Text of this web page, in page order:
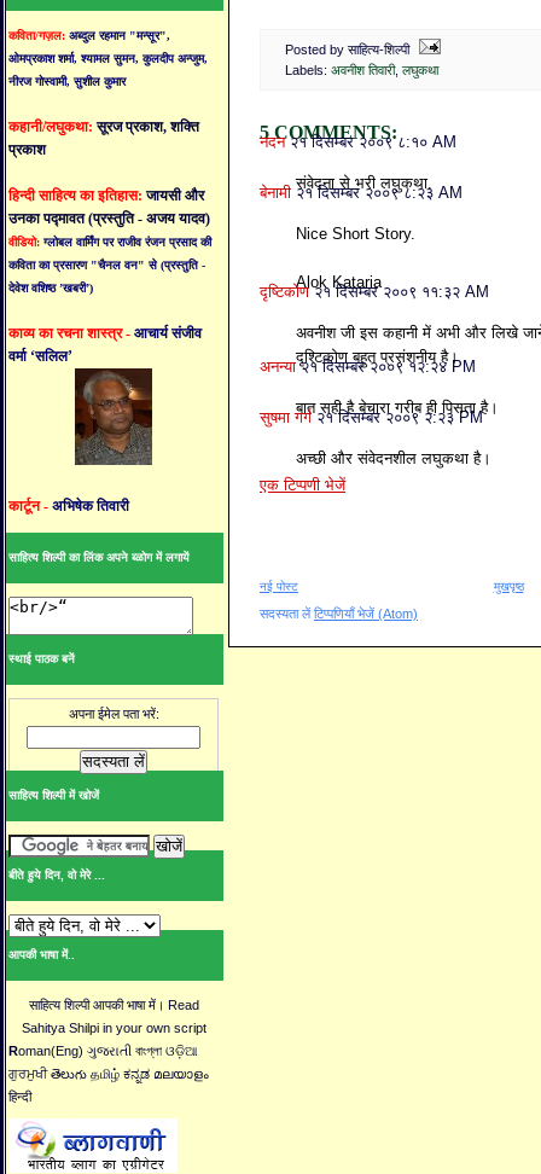
कविता/गज़ल: अब्दुल रहमान "मन्सूर",
ओमप्रकाश शर्मा, श्यामल सुमन, कुलदीप अन्जुम,
नीरज गोस्वामी, सुशील कुमार
कहानी/लघुकथा:सूरज प्रकाश, शक्ति
प्रकाश
हिन्दी साहित्य का इतिहास:जायसी और
उनका पद्मावत (प्रस्तुति - अजय यादव)
वीडियो: ग्लोबल वार्मिंग पर राजीव रंजन प्रसाद की
कविता का प्रसारण "चैनल वन" से (प्रस्तुति -
देवेश वशिष्ठ ’खबरी’)
काव्य का रचना शास्त्र - आचार्य संजीव
वर्मा ‘सलिल’
कार्टून - अभिषेक तिवारी
साहित्य शिल्पी का लिंक अपने ब्ळोग में लगायें
स्थाई पाठक बनें
अपना ईमेल पता भरें:
साहित्य शिल्पी में खोजें
बीते हुये दिन, वो मेरे ...
आपकी भाषा में..
साहित्य शिल्पी आपकी भाषा में। Read
Sahitya Shilpi in your own script
Roman(Eng) ગુજરાતી বাংগ্লা ଓଡ଼ିଆ
ਗੁਰਮੁਖੀ తెలుగు தமிழ் ಕನ್ನಡ മലയാളം
हिन्दी
Posted by साहित्य-शिल्पी
Labels: अवनीश तिवारी, लघुकथा
5 COMMENTS:
नंदन २१ दिसम्बर २००९ ८:१० AM
संवेदना से भरी लघुकथा.
बेनामी २१ दिसम्बर २००९ ८:२३ AM
Nice Short Story.
Alok Kataria
दृष्टिकोण २१ दिसम्बर २००९ ११:३२ AM
अवनीश जी इस कहानी में अभी और लिखे जाने
दृश्टिकोण बहुत प्रसंशनीय है।
अनन्या २१ दिसम्बर २००९ १२:२४ PM
बात सही है बेचारा गरीब ही पिसता है।
सुषमा गर्ग २१ दिसम्बर २००९ २:२३ PM
अच्छी और संवेदनशील लघुकथा है।
एक टिप्पणी भेजें
नई पोस्ट मुखपृष्ठ
सदस्यता लेंटिप्पणियाँ भेजें (Atom)